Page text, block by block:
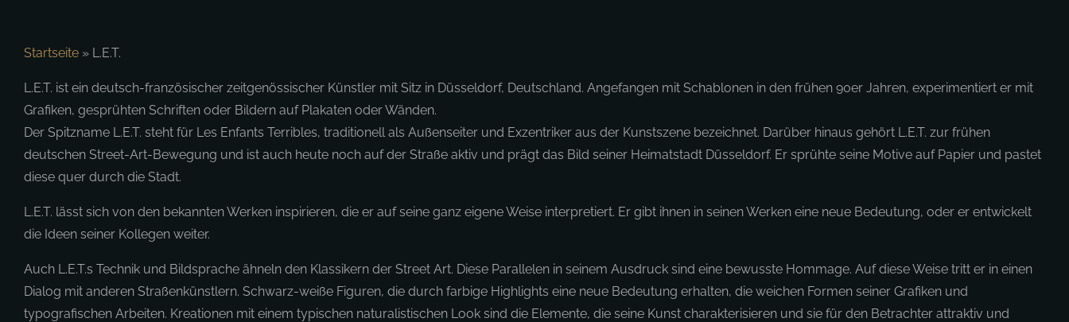
Startseite » L.E.T.
L.E.T. ist ein deutsch-französischer zeitgenössischer Künstler mit Sitz in Düsseldorf, Deutschland. Angefangen mit Schablonen in den frühen 90er Jahren, experimentiert er mit
Grafiken, gesprühten Schriften oder Bildern auf Plakaten oder Wänden.
Der Spitzname L.E.T. steht für Les Enfants Terribles, traditionell als Außenseiter und Exzentriker aus der Kunstszene bezeichnet. Darüber hinaus gehört L.E.T. zur frühen
deutschen Street-Art-Bewegung und ist auch heute noch auf der Straße aktiv und prägt das Bild seiner Heimatstadt Düsseldorf. Er sprühte seine Motive auf Papier und pastet
diese quer durch die Stadt.
L.E.T. lässt sich von den bekannten Werken inspirieren, die er auf seine ganz eigene Weise interpretiert. Er gibt ihnen in seinen Werken eine neue Bedeutung, oder er entwickelt
die Ideen seiner Kollegen weiter.
Auch L.E.T.s Technik und Bildsprache ähneln den Klassikern der Street Art. Diese Parallelen in seinem Ausdruck sind eine bewusste Hommage. Auf diese Weise tritt er in einen
Dialog mit anderen Straßenkünstlern. Schwarz-weiße Figuren, die durch farbige Highlights eine neue Bedeutung erhalten, die weichen Formen seiner Grafiken und
typografischen Arbeiten. Kreationen mit einem typischen naturalistischen Look sind die Elemente, die seine Kunst charakterisieren und sie für den Betrachter attraktiv und